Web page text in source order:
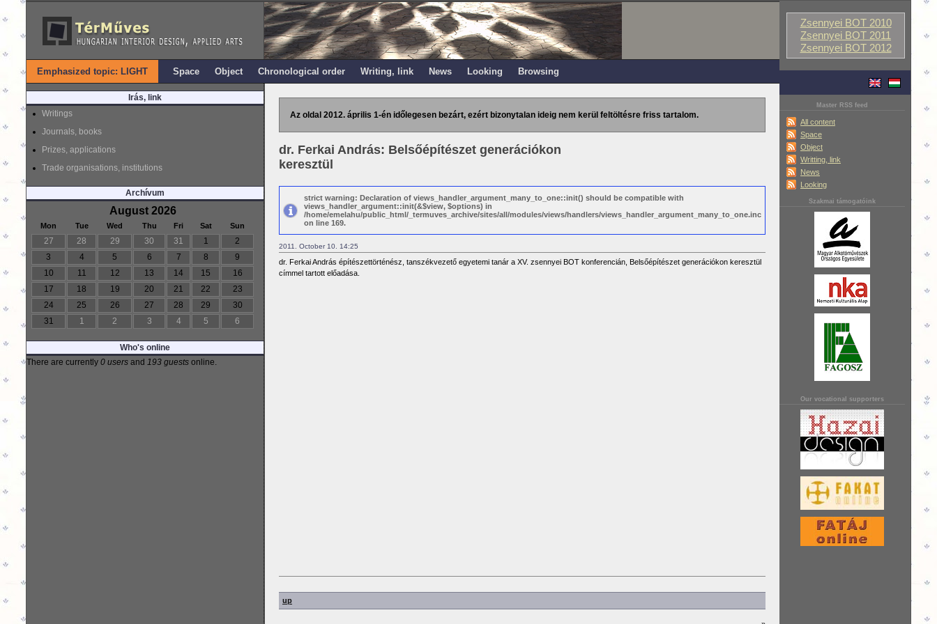
Zsennyei BOT 2010
Zsennyei BOT 2011
Zsennyei BOT 2012
Master RSS feed
All content
Space
Object
Writting, link
News
Looking
Szakmai támogatóink
Our vocational supporters
Emphasized topic: LIGHT Space Object Chronological order Writing, link News Looking Browsing
Irás, link
Writings
Journals, books
Prizes, applications
Trade organisations, institutions
Archívum
August 2026
Mon Tue Wed Thu Fri Sat Sun
27 28 29 30 31 1
2
3
4 5 6 7 8
9
10
11 12 13 14 15
16
17
18 19 20 21 22
23
24
25 26 27 28 29
30
31
1 2 3 4 5 6
Who's online
There are currently 0 users and 193 guests online.
Az oldal 2012. április 1-én időlegesen bezárt, ezért bizonytalan ideig nem kerül feltöltésre friss tartalom.
dr. Ferkai András: Belsőépítészet generációkon
keresztül
strict warning: Declaration of views_handler_argument_many_to_one::init() should be compatible with
views_handler_argument::init(&$view, $options) in
/home/emelahu/public_html/_termuves_archive/sites/all/modules/views/handlers/views_handler_argument_many_to_one.inc
on line 169.
2011. October 10. 14:25
dr. Ferkai András építészettörténész, tanszékvezető egyetemi tanár a XV. zsennyei BOT konferencián, Belsőépítészet generációkon keresztül
címmel tartott előadása.
up